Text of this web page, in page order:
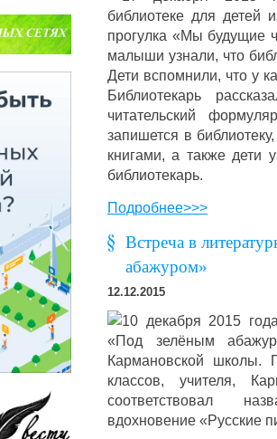
библиотеке для детей
прогулка «Мы будущие
малыши узнали, что
Дети вспомнили, что у
Библиотекарь
читательский
запишется в
книгами, а также дети
библиотекарь.
Подробнее>>>
Встреча в
абажуром»
12.12.2015
10 декабря 2015
«Под зелёным
Кармановской школы.
классов, учителя,
соответствовал
вдохновение «Русские